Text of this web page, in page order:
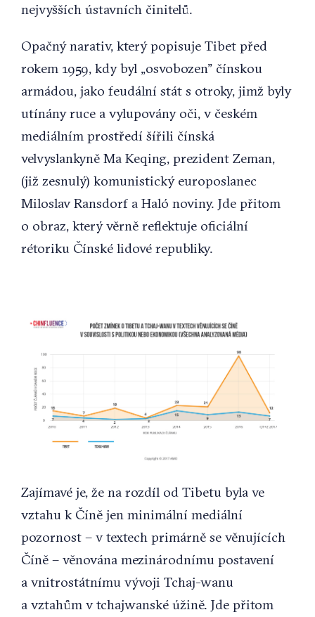
nejvyšších ústavních činitelů.
Opačný narativ, který popisuje Tibet před
rokem 1959, kdy byl „osvobozen” čínskou
armádou, jako feudální stát s otroky, jimž byly
utínány ruce a vylupovány oči, v českém
mediálním prostředí šířili čínská
velvyslankyně Ma Keqing, prezident Zeman,
(již zesnulý) komunistický europoslanec
Miloslav Ransdorf a Haló noviny. Jde přitom
o obraz, který věrně reflektuje oficiální
rétoriku Čínské lidové republiky.
Zajímavé je, že na rozdíl od Tibetu byla ve
vztahu k Číně jen minimální mediální
pozornost – v textech primárně se věnujících
Číně – věnována mezinárodnímu postavení
a vnitrostátnímu vývoji Tchaj-wanu
a vztahům v tchajwanské úžině. Jde přitom